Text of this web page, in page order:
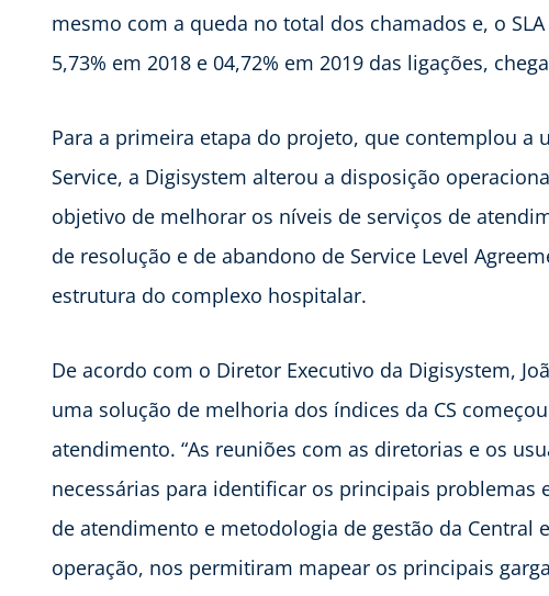
mesmo com a queda no total dos chamados e, o
5,73% em 2018 e 04,72% em 2019 das ligações,
Para a primeira etapa do projeto, que contemplou a
Service, a Digisystem alterou a disposição
objetivo de melhorar os níveis de serviços de
de resolução e de abandono de Service Level
estrutura do complexo hospitalar.
De acordo com o Diretor Executivo da Digisystem,
uma solução de melhoria dos índices da CS
atendimento. “As reuniões com as diretorias e os
necessárias para identificar os principais problemas
de atendimento e metodologia de gestão da Central
operação, nos permitiram mapear os principais